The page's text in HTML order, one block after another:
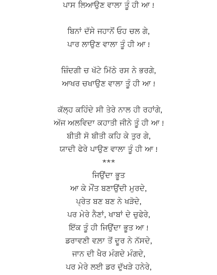
ਪਾਸ ਲਿਆਉਣ ਵਾਲਾ ਤੂੰ ਹੀ ਆ !
ਬਿਨਾਂ ਦੱਸੇ ਜਹਾਨੋਂ ਓਹ ਚਲ ਗੇ,
ਪਾਰ ਲਾਉਣ ਵਾਲਾ ਤੂੰ ਹੀ ਆ !
ਜ਼ਿੰਦਗੀ ਚ ਖੱਟੇ ਮਿੱਠੇ ਰਸ ਨੇ ਭਰਗੇ,
ਆਖਰ ਚਖਾਉਣ ਵਾਲਾ ਤੂੰ ਹੀ ਆ !
ਕੱਲ੍ਹ ਕਹਿੰਦੇ ਸੀ ਤੇਰੇ ਨਾਲ ਹੀ ਰਹਾਂਗੇ,
ਅੱਜ ਅਲਵਿਦਾ ਕਹਾਤੀ ਜੀਨੇ ਤੂੰ ਹੀ ਆ !
ਬੀਤੀ ਸੋ ਬੀਤੀ ਕਹਿ ਕੇ ਤੁਰ ਗੇ,
ਯਾਦੀ ਫੇਰੇ ਪਾਉਣ ਵਾਲਾ ਤੂੰ ਹੀ ਆ !
***
ਜਿਉਂਦਾ ਭੂਤ
ਆ ਕੇ ਮੌਂਤ ਬਣਾਉਂਦੀ ਮੁਰਦੇ,
ਪ੍ਰੇਤ ਬਣ ਬਣ ਨੇ ਖੜੋਦੇ,
ਪਰ ਮੇਰੇ ਨੈਣਾਂ, ਖਾਬਾਂ ਦੇ ਚੁਫੇਰੇ,
ਇੱਕ ਤੂੰ ਹੀ ਜਿਉਂਦਾ ਭੂਤ ਆ !
ਡਰਾਵਣੀ ਵਲ਼ਾ ਤੋਂ ਦੂਰ ਨੇ ਨੱਸਦੇ,
ਜਾਨ ਦੀ ਖੈਰ ਮੰਗਦੇ ਮੰਗਦੇ,
ਪਰ ਮੇਰੇ ਲਈ ਡਰ ਦੁੱਖੜੇ ਹਨੇਰੇ,